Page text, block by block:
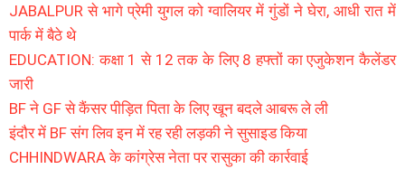
JABALPUR से भागे प्रेमी युगल को ग्वालियर में गुंडों ने घेरा, आधी रात में
पार्क में बैठे थे
EDUCATION: कक्षा 1 से 12 तक के लिए 8 हफ्तों का एजुकेशन कैलेंडर
जारी
BF ने GF से कैंसर पीड़ित पिता के लिए खून बदले आबरू ले ली
इंदौर में BF संग लिव इन में रह रही लड़की ने सुसाइड किया
CHHINDWARA के कांग्रेस नेता पर रासुका की कार्रवाई